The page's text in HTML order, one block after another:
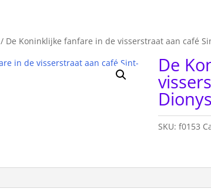
/ De Koninklijke fanfare in de visserstraat aan café
De
SKU:f0153